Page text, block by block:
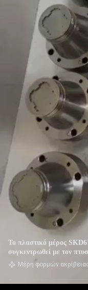
Το πλαστικό μέρος
συγκεντρωθεί με τον
Μέρη φορμών